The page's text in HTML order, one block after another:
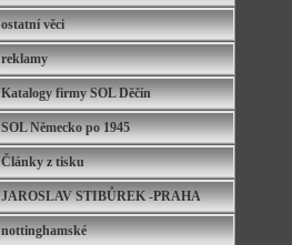
ostatní věci
reklamy
Katalogy firmy SOL Děčín
SOL Německo po 1945
Články z tisku
JAROSLAV STIBŮREK -PRAHA
nottinghamské